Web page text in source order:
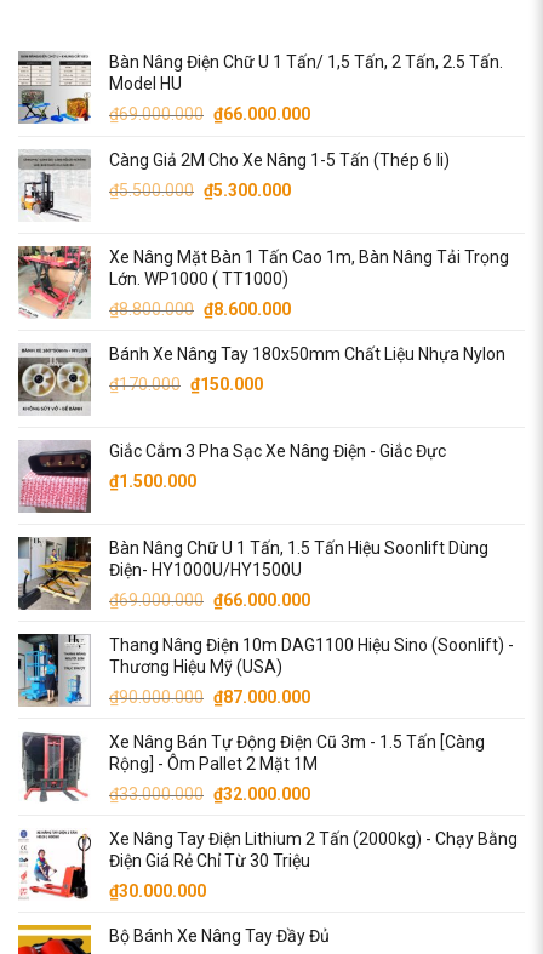
Bàn Nâng Điện Chữ U 1 Tấn/ 1,5 Tấn, 2 Tấn, 2.5 Tấn.
Model HU
₫69.000.000 Giá
là:
₫69.000.000.
₫66.000.000Giá
tại
Càng Giả 2M Cho Xe Nâng 1-5 Tấn (Thép 6 li)
₫5.500.000 Giá
₫5.500.000.
₫5.300.000Giá
là:
Xe Nâng Mặt Bàn 1 Tấn Cao 1m, Bàn Nâng Tải Trọng
Lớn. WP1000 ( TT1000)
₫8.800.000 Giá
là:
₫8.800.000.
₫8.600.000Giá
tại
Bánh Xe Nâng Tay 180x50mm Chất Liệu Nhựa Nylon
₫170.000 Giá
₫170.000.
₫150.000Giá
là:
Giắc Cắm 3 Pha Sạc Xe Nâng Điện - Giắc Đực
₫1.500.000
Bàn Nâng Chữ U 1 Tấn, 1.5 Tấn Hiệu Soonlift Dùng
Điện- HY1000U/HY1500U
₫69.000.000 Giá
là:
₫69.000.000.
₫66.000.000Giá
tại
₫66.000.000.
Thang Nâng Điện 10m DAG1100 Hiệu Sino (Soonlift) -
Thương Hiệu Mỹ (USA)
₫90.000.000 Giá
là:
₫90.000.000.
₫87.000.000Giá
tại
là:
₫87.000.000.
Xe Nâng Bán Tự Động Điện Cũ 3m - 1.5 Tấn [Càng
Rộng] - Ôm Pallet 2 Mặt 1M
₫33.000.000 Giá
là:
₫33.000.000.
₫32.000.000Giá
tại
Xe Nâng Tay Điện Lithium 2 Tấn (2000kg) - Chạy Bằng
Điện Giá Rẻ Chỉ Từ 30 Triệu
₫30.000.000
Bộ Bánh Xe Nâng Tay Đầy Đủ